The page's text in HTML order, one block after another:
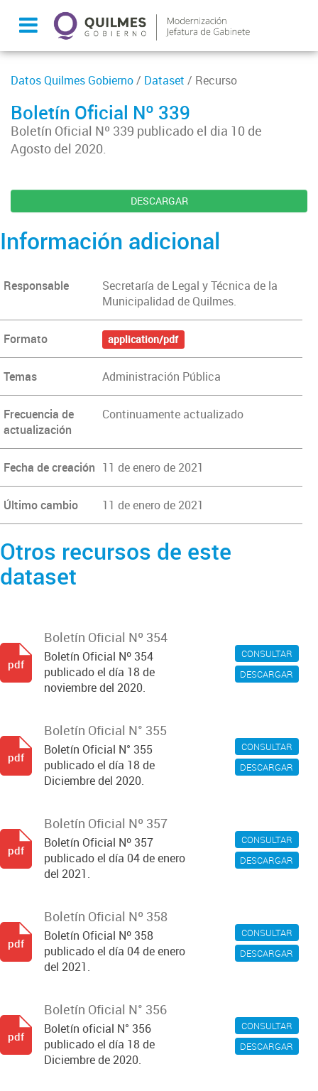
Datos Quilmes Gobierno/ Dataset / Recurso
Boletín Oficial Nº 339
Boletín Oficial Nº 339 publicado el dia 10 de
Agosto del 2020.
DESCARGAR
Información adicional
Responsable
Secretaría de Legal y Técnica de la
Municipalidad de Quilmes.
Formato application/pdf
Temas Administración Pública
Frecuencia de
actualización
Continuamente actualizado
Fecha de creación 11 de enero de 2021
Último cambio 11 de enero de 2021
Otros recursos de este
dataset
CONSULTAR
DESCARGAR
Boletín Oficial Nº 354
Boletín Oficial Nº 354
publicado el día 18 de
noviembre del 2020.
pdf
CONSULTAR
DESCARGAR
Boletín Oficial N° 355
Boletín Oficial N° 355
publicado el día 18 de
Diciembre del 2020.
pdf
CONSULTAR
DESCARGAR
Boletín Oficial Nº 357
Boletín Oficial Nº 357
publicado el día 04 de enero
del 2021.
pdf
CONSULTAR
DESCARGAR
Boletín Oficial Nº 358
Boletín Oficial Nº 358
publicado el día 04 de enero
del 2021.
pdf
CONSULTAR
DESCARGAR
Boletín Oficial N° 356
Boletín oficial N° 356
publicado el día 18 de
Diciembre de 2020.
pdf